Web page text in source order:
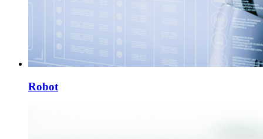
Robot